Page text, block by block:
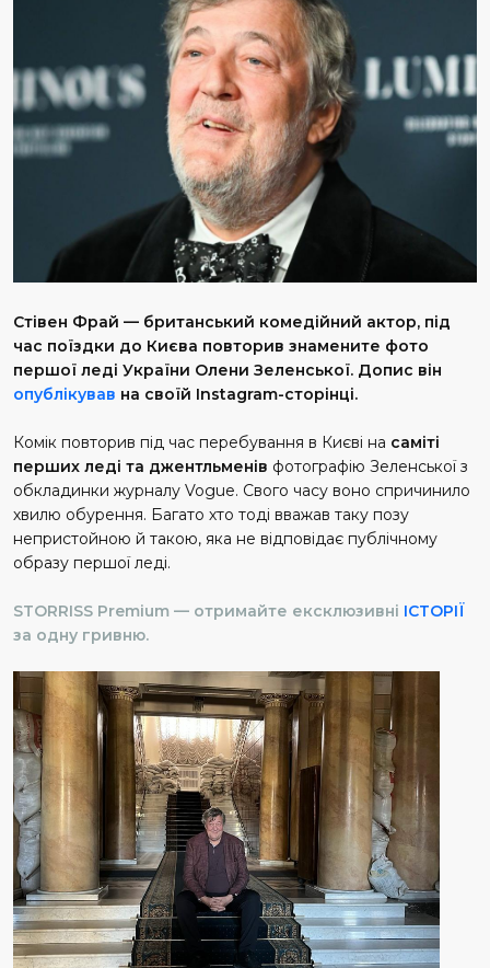
Стівен Фрай — британський комедійний актор, під
час поїздки до Києва повторив знамените фото
першої леді України Олени Зеленської. Допис він
опублікував на своїй Instagram-сторінці.
Комік повторив під час перебування в Києві на саміті
перших леді та джентльменів фотографію Зеленської з
обкладинки журналу Vogue. Свого часу воно спричинило
хвилю обурення. Багато хто тоді вважав таку позу
непристойною й такою, яка не відповідає публічному
образу першої леді.
STORRISS Premium — отримайте ексклюзивні ІСТОРІЇ
за одну гривню.